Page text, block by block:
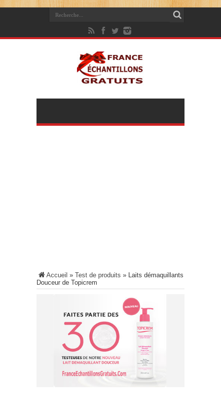
Accueil » Test de produits » Laits démaquillants
Douceur de Topicrem